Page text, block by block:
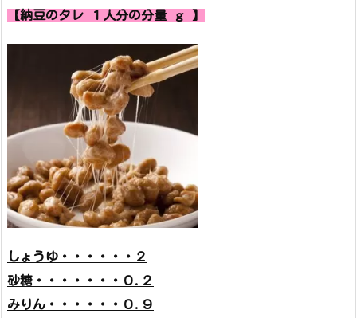
【納豆のタレ １人分の分量 ｇ 】
しょうゆ・・・・・・２
砂糖・・・・・・・０.２
みりん・・・・・・０.９